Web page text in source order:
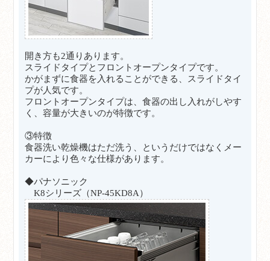
開き方も2通りあります。
スライドタイプとフロントオープンタイプです。
かがまずに食器を入れることができる、スライドタイ
プが人気です。
フロントオープンタイプは、食器の出し入れがしやす
く、容量が大きいのが特徴です。
③特徴
食器洗い乾燥機はただ洗う、というだけではなくメー
カーにより色々な仕様があります。
◆パナソニック
K8シリーズ（NP-45KD8A）